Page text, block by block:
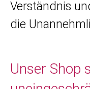
Verständnis
die
Unser Shop